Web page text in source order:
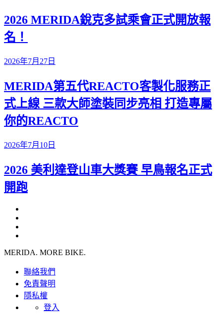
2026 MERIDA銳克多試乘會正式開放報
名！
2026年7月27日
MERIDA第五代REACTO客製化服務正
式上線 三款大師塗裝同步亮相 打造專屬
你的REACTO
2026年7月10日
2026 美利達登山車大獎賽 早鳥報名正式
開跑
MERIDA. MORE BIKE.
聯絡我們
免責聲明
隱私權
登入